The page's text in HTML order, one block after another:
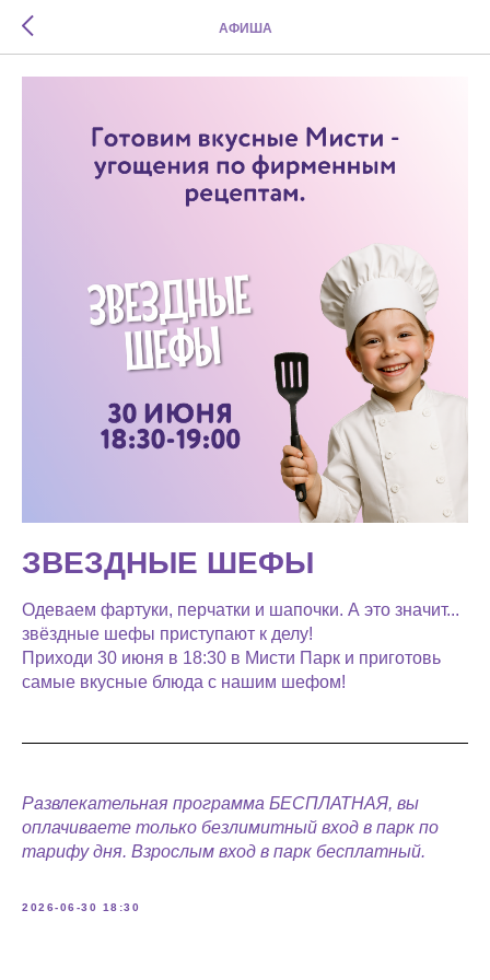
АФИША
ЗВЕЗДНЫЕ ШЕФЫ
Одеваем фартуки, перчатки и шапочки. А это значит...
звёздные шефы приступают к делу!
Приходи 30 июня в 18:30 в Мисти Парк и приготовь
самые вкусные блюда с нашим шефом!
Развлекательная программа БЕСПЛАТНАЯ, вы
оплачиваете только безлимитный вход в парк по
тарифу дня. Взрослым вход в парк бесплатный.
2026-06-30 18:30